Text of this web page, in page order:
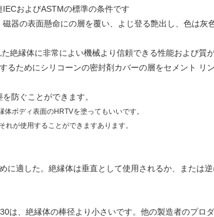
およびASTMの標準の条件です
器の表面懸命にの層を覆い、よじ登る艶出し、色は灰
絶縁体に非常によい機械より信頼できる性能および質が
るためにシリコーンの密封剤カバーの層をセメント リ
防ぐことができます。
ボディ表面のHRTVを塗ってもいいです。
が使用することができますあります。
適した。絶縁体は垂直として使用されるか、または逆
は、絶縁体の棒径より小さいです。他の製造者のプロ